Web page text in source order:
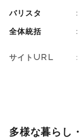
バリスタ
全体統括
サイトURL
多様な暮らし